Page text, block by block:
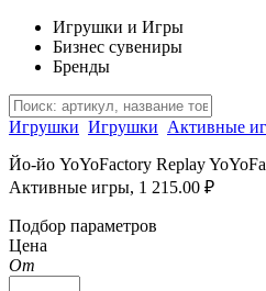
Игрушки и Игры
Бизнес сувениры
Бренды
Игрушки Игрушки Активные
Йо-йо YoYoFactory Replay
Активные игры, 1 215.00 ₽
Подбор параметров
Цена
От